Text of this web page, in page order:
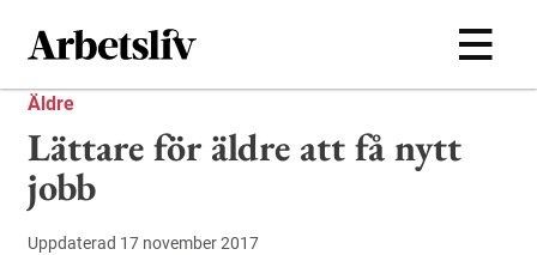
Hoppa till huvudinnehållet
Äldre
Lättare för äldre att få nytt
jobb
Uppdaterad 17 november 2017